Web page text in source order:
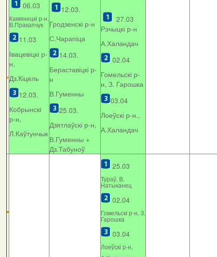
06.03
Камянецкі р-н,
В.Пракапчук
11.03
Івацевіцкі р-
н,
Дз.Кіцель
12.03.
Кобрынскі
р-н,
Л.Каўтунчык
12.03.
Гродзенскі р-н
С.Чарапіца
14.03.
Бераставіцкі р-
н
В.Гуменны
25.03.
Дзятлаўскі р-н,
В.Гуменны +
Дз.Табуноў
27.03
Рэчыцкі р-н
А.Халандач
02.04
Гомельскі р-
н, З. Гарошка
03.04
Лоеўскі р-н.,
А.Халандач
25.03
Тураў, В.
Натыканец
02.04
Гомельскі р-н, З.
Гарошка
03.04
Лоеўскі р-н,